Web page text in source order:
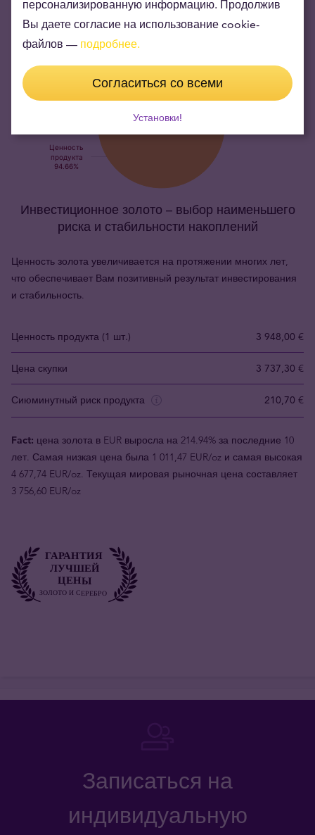
Инвестиционное золото – выбор наименьшего
риска и стабильности накоплений
Ценность золота увеличивается на протяжении многих лет,
что обеспечивает Вам позитивный результат инвестирования
и стабильность.
Ценность продукта (1 шт.) 3 948,00 €
Цена скупки 3 737,30 €
Сиюминутный риск продукта 210,70 €
Fact: цена золота в EUR выросла на 214.94% за последние 10
лет. Самая низкая цена была 1 011,47 EUR/oz и самая высокая
4 677,74 EUR/oz. Текущая мировая рыночная цена составляет
3 756,60 EUR/oz
Записаться на
индивидуальную
персонализированную информацию. Продолжив
Вы даете согласие на использование cookie-
файлов — подробнее.
Согласиться со всеми
Установки!